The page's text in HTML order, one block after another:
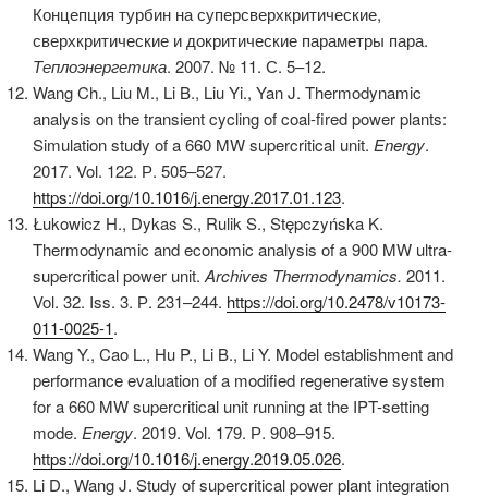
Концепция турбин на суперсверхкритические,
сверхкритические и докритические параметры пара.
Теплоэнергетика. 2007. № 11. С. 5–12.
Wang Ch., Liu M., Li B., Liu Yi., Yan J. Thermodynamic
analysis on the transient cycling of coal-fired power plants:
Simulation study of a 660 MW supercritical unit. Energy.
2017. Vol. 122. Р. 505–527.
https://doi.org/10.1016/j.energy.2017.01.123.
Łukowicz H., Dykas S., Rulik S., Stępczyńska K.
Thermodynamic and economic analysis of a 900 MW ultra-
supercritical power unit. Archives Thermodynamics. 2011.
Vol. 32. Iss. 3. Р. 231–244. https://doi.org/10.2478/v10173-
011-0025-1.
Wang Y., Cao L., Hu P., Li B., Li Y. Model establishment and
performance evaluation of a modified regenerative system
for a 660 MW supercritical unit running at the IPT-setting
mode. Energy. 2019. Vol. 179. Р. 908–915.
https://doi.org/10.1016/j.energy.2019.05.026.
Li D., Wang J. Study of supercritical power plant integration